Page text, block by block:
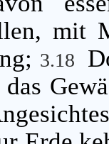
mit
3.18